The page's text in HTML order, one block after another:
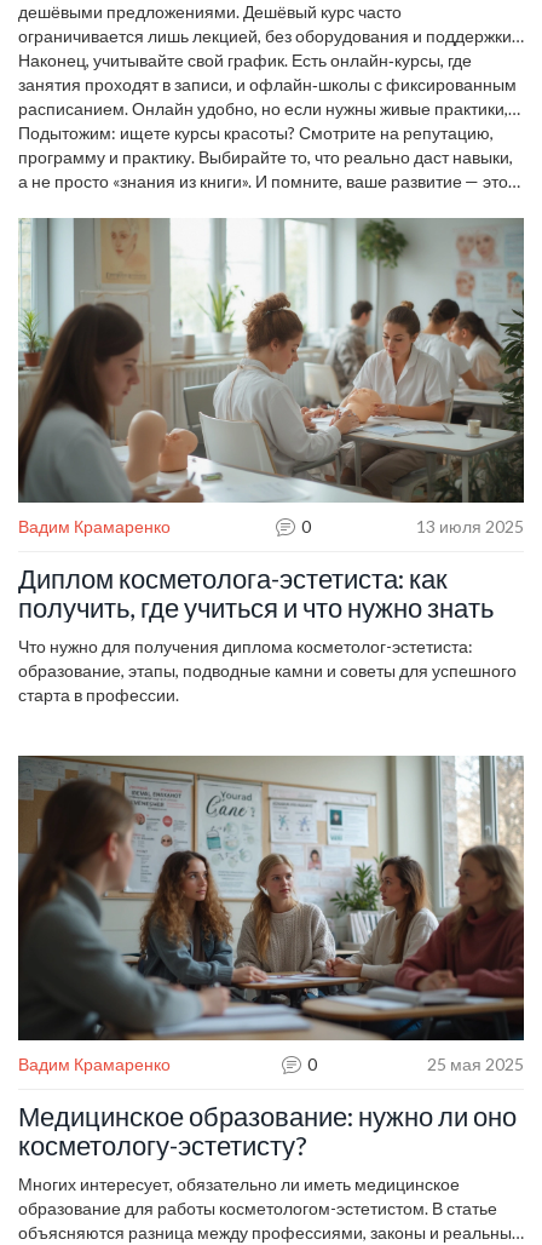
дешёвыми предложениями. Дешёвый курс часто
ограничивается лишь лекцией, без оборудования и поддержки
после обучения. Инвестируйте в обучение, которое даст вам
сертификат, признанный в индустрии.
Наконец, учитывайте свой график. Есть онлайн‑курсы, где
занятия проходят в записи, и офлайн‑школы с фиксированным
расписанием. Онлайн удобно, но если нужны живые практики,
выбирайте гибридный формат.
Подытожим: ищете курсы красоты? Смотрите на репутацию,
программу и практику. Выбирайте то, что реально даст навыки,
а не просто «знания из книги». И помните, ваше развитие — это
Вадим Крамаренко 0 13 июля 2025
Диплом косметолога-эстетиста: как
получить, где учиться и что нужно знать
Что нужно для получения диплома косметолог-эстетиста:
образование, этапы, подводные камни и советы для успешного
старта в профессии.
Вадим Крамаренко 0 25 мая 2025
Медицинское образование: нужно ли оно
косметологу-эстетисту?
Многих интересует, обязательно ли иметь медицинское
образование для работы косметологом-эстетистом. В статье
объясняются разница между профессиями, законы и реальные